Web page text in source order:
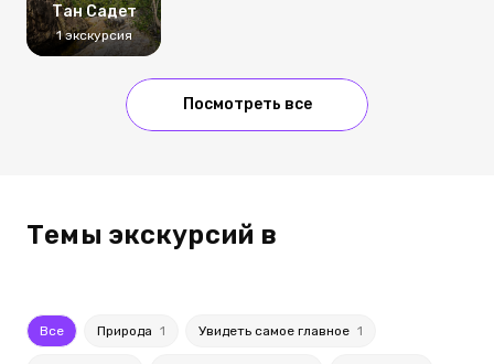
Тан Садет
1 экскурсия
Посмотреть все
Темы экскурсий в
Все Природа 1 Увидеть самое главное 1